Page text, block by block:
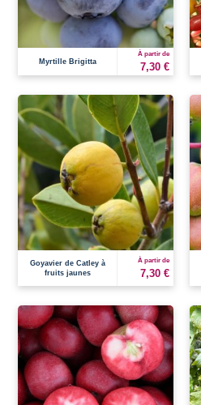
Myrtille Brigitta
À partir de
7,30 €
Goyavier de Catley à
fruits jaunes
À partir de
7,30 €